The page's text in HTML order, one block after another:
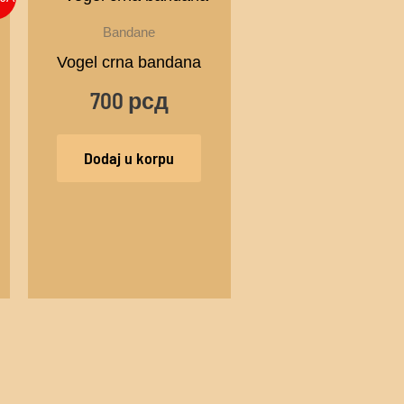
рсд.
Bandane
Vogel crna bandana
700 рсд
Dodaj u korpu